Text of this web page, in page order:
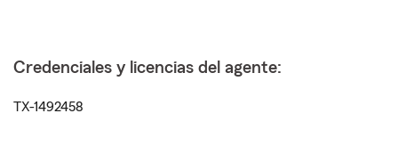
Credenciales y licencias del agente:
TX-1492458